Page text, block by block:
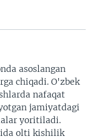
asoslangan
chiqadi. O'zbek
nafaqat
jamiyatdagi
yoritiladi.
olti kishilik